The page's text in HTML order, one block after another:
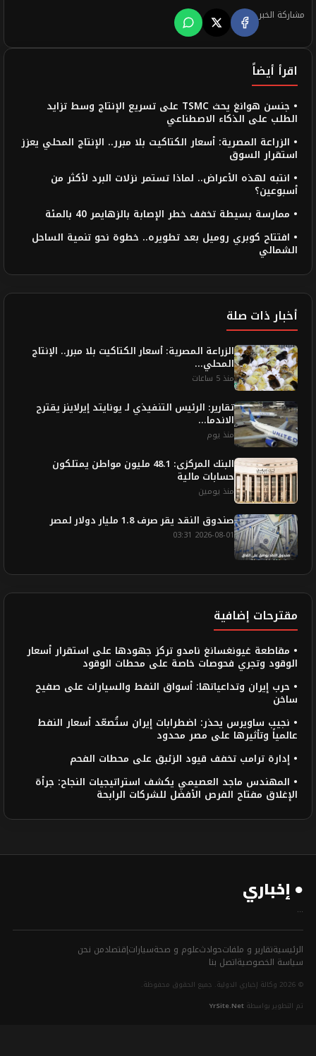
مشاركة الخبر
اقرأ أيضاً
• جنسن هوانغ يحث TSMC على تسريع الإنتاج وسط تزايد
الطلب على الذكاء الاصطناعي
• الزراعة المصرية: أسعار الكتاكيت بلا مبرر.. الإنتاج المحلي يعزز
استقرار السوق
• انتبه لهذه الأعراض.. لماذا تستمر نزلات البرد لأكثر من
أسبوعين؟
• ممارسة بسيطة تخفف خطر الإصابة بالزهايمر 40 بالمئة
• افتتاح كوبري روميل بعد تطويره.. خطوة نحو تنمية الساحل
الشمالي
أخبار ذات صلة
الزراعة المصرية: أسعار الكتاكيت بلا مبرر.. الإنتاج
المحلي...
منذ 5 ساعات
تقارير: الرئيس التنفيذي لـ يونايتد إيرلاينز يقترح
الاندما...
منذ يوم
البنك المركزى: 48.1 مليون مواطن يمتلكون
حسابات مالية
منذ يومين
صندوق النقد يقر صرف 1.8 مليار دولار لمصر
2026-08-01 03:31
مقترحات إضافية
• مقاطعة غيونغسانغ نامدو تركز جهودها على استقرار أسعار
الوقود وتجري فحوصات خاصة على محطات الوقود
• حرب إيران وتداعياتها: أسواق النفط والسيارات على صفيح
ساخن
• نجيب ساويرس يحذر: اضطرابات إيران ستُصعّد أسعار النفط
عالمياً وتأثيرها على مصر محدود
• إدارة ترامب تخفف قيود الزئبق على محطات الفحم
• المهندس ماجد العصيمي يكشف استراتيجيات النجاح: جرأة
الإغلاق مفتاح الفرص الأفضل للشركات الرابحة
● إخباري
...
الرئيسيةتقارير و ملفاتحوادثعلوم و صحةسياراتإقتصادمن نحن
سياسة الخصوصيةاتصل بنا
© 2026 وكالة إخباري الدولية. جميع الحقوق محفوظة.
تم التطوير بواسطة YrSite.Net